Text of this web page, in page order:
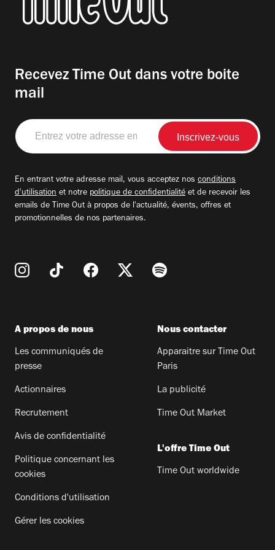
Recevez Time Out dans votre boite
mail
Entrez
votre
adresse
En entrant votre adresse mail, vous acceptez nos conditions
d'utilisation et notre politique de confidentialité et de recevoir les
emails de Time Out à propos de l'actualité, évents, offres et
promotionnelles de nos partenaires.
A propos de nous
Les communiqués de
presse
Actionnaires
Recrutement
Avis de confidentialité
Politique concernant les
cookies
Conditions d'utilisation
Gérer les cookies
Nous contacter
Apparaitre sur Time Out
Paris
La publicité
Time Out Market
L'offre Time Out
Time Out worldwide